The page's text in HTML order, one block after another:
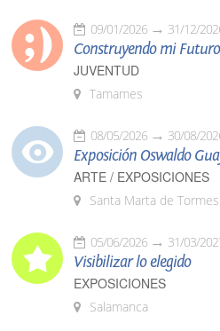
09/01/2026 31/12/
Construyendo mi Futuro
JUVENTUD
Tamames
08/05/2026 30/08/
Exposición Oswaldo
ARTE / EXPOSICIONES
Santa Marta de Tormes
05/06/2026 31/03/
Visibilizar lo elegido
EXPOSICIONES
Salamanca